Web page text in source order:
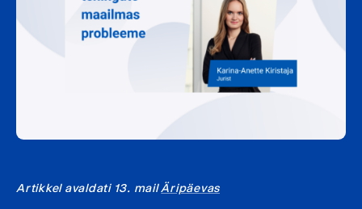
Artikkel avaldati 13. mailÄripäevas